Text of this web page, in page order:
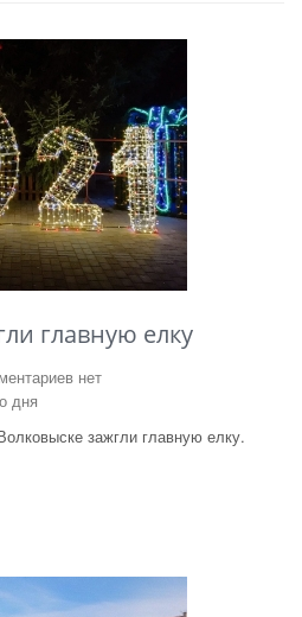
главную елку
нет
дня
зажгли главную елку.